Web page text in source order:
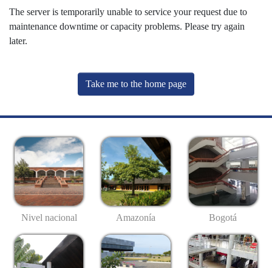
The server is temporarily unable to service your request due to
maintenance downtime or capacity problems. Please try again
later.
Take me to the home page
Nivel nacional Amazonía Bogotá